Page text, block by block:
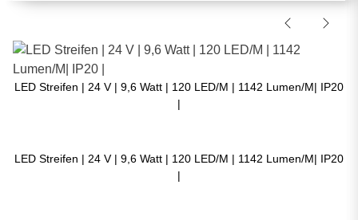
LED Streifen | 24 V | 9,6 Watt | 120 LED/M | 1142 Lumen/M| IP20
|
LED Streifen | 24 V | 9,6 Watt | 120 LED/M | 1142 Lumen/M| IP20
|